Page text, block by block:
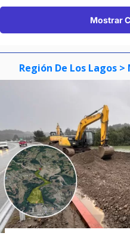
Mostrar
Región De Los Lagos >